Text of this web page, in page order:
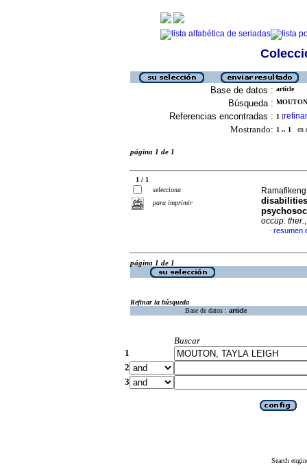
Base de datos : article
Búsqueda :
Referencias encontradas : 1 [refinar
Mostrando: 1 .. 1 en
página 1 de 1
1 / 1
selecciona
para imprimir
occup. ther.
· resumen
página 1 de 1
Refinar la búsqueda
Base de datos : article
Buscar
1
2
3
Search